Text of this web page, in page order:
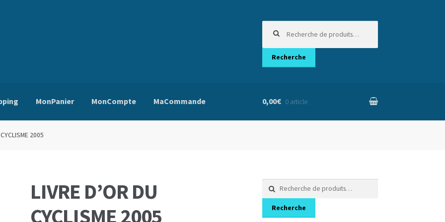
pour :
Recherche
MonPanier MonCompte MaCommande
Générales de Vente
0,00€ 0 article
2005
LIVRE D’OR DU
CYCLISME 2005
Recherche
pour :
Recherche